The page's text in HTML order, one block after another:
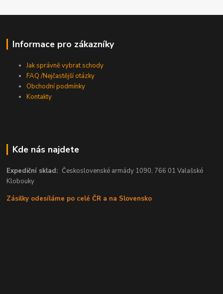
Informace pro zákazníky
Jak správně vybrat schody
FAQ /Nejčastější otázky
Obchodní podmínky
Kontakty
Kde nás najdete
Expediční sklad:Československé armády 1090, 766 01 Valašské
Klobouky
Zásilky odesíláme po celé ČR a na Slovensko